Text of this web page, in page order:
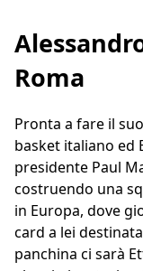
Roma
Pronta a fare il
basket italiano ed
presidente Paul
costruendo una
in Europa, dove
card a lei
panchina ci sarà